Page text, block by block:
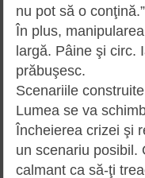
nu pot să o conţină.”
În plus,
largă. Pâine şi circ.
prăbuşesc.
Scenariile
Lumea se va
Încheierea crizei şi
un scenariu posibil.
calmant ca să-ţi